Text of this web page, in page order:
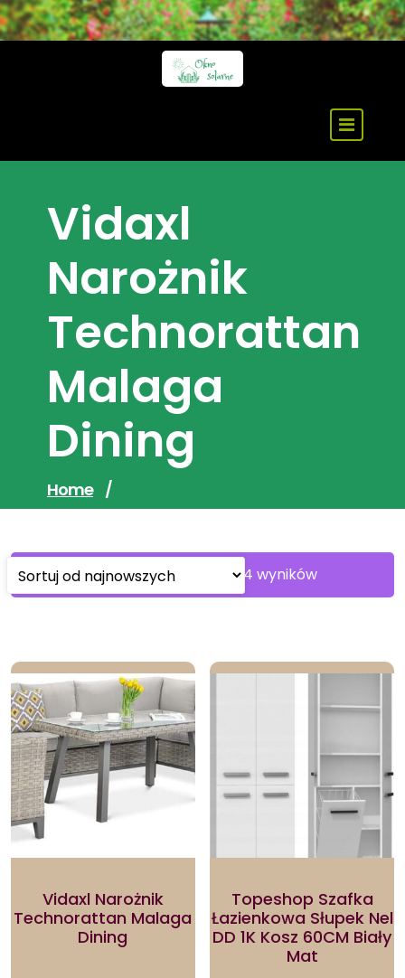
Skip
to
Vidaxl
Narożnik
Technorattan
Malaga
Dining
Home /
Wyświetlanie 1–30 z 124 wynikówSorted
by
Vidaxl Narożnik
Technorattan Malaga
Dining
Topeshop Szafka
Łazienkowa Słupek Nel
DD 1K Kosz 60CM Biały
Mat